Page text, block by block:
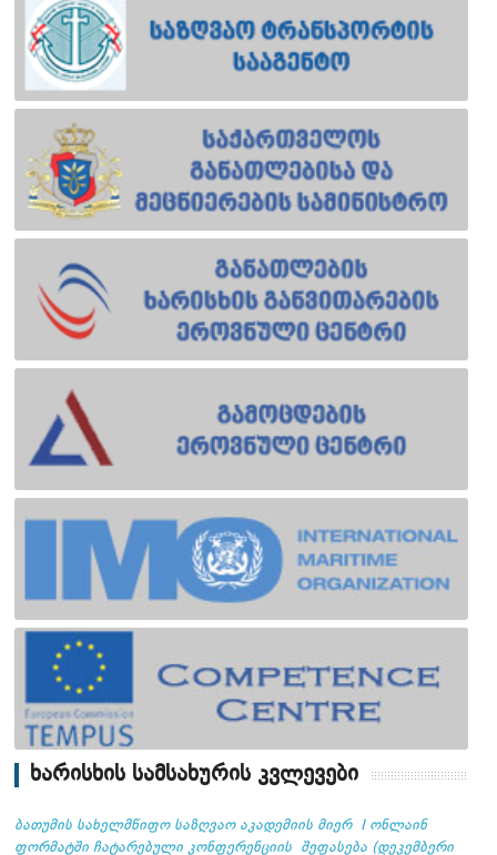
ხარისხის სამსახურის კვლევები
ბათუმის სახელმწიფო საზღვაო აკადემიის მიერ I ონლაინ
ფორმატში ჩატარებული კონფერენციის შეფასება (დეკემბერი